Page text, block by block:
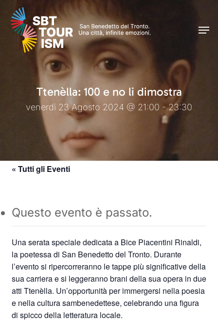
Skip
main
content
Ttenèlla: 100 e no li dimostra
venerdì 23 Agosto 2024 @ 21:00 - 23:30
« Tutti gli Eventi
Questo evento è passato.
Una serata speciale dedicata a Bice Piacentini Rinaldi,
la poetessa di San Benedetto del Tronto. Durante
l’evento si ripercorreranno le tappe più significative della
sua carriera e si leggeranno brani della sua opera in due
atti Ttenèlla. Un’opportunità per immergersi nella poesia
e nella cultura sambenedettese, celebrando una figura
di spicco della letteratura locale.